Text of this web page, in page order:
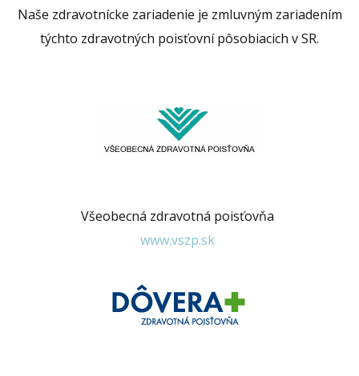
Naše zdravotnícke zariadenie je zmluvným zariadením
týchto zdravotných poisťovní pôsobiacich v SR.
Všeobecná zdravotná poisťovňa
www.vszp.sk